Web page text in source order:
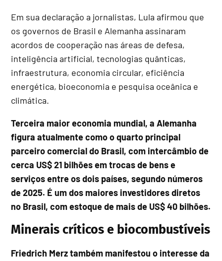
Em sua declaração a jornalistas, Lula afirmou que
os governos de Brasil e Alemanha assinaram
acordos de cooperação nas áreas de defesa,
inteligência artificial, tecnologias quânticas,
infraestrutura, economia circular, eficiência
energética, bioeconomia e pesquisa oceânica e
climática.
Terceira maior economia mundial, a Alemanha
figura atualmente como o quarto principal
parceiro comercial do Brasil, com intercâmbio de
cerca US$ 21 bilhões em trocas de bens e
serviços entre os dois países, segundo números
de 2025. É um dos maiores investidores diretos
no Brasil, com estoque de mais de US$ 40 bilhões.
Minerais críticos e biocombustíveis
Friedrich Merz também manifestou o interesse da